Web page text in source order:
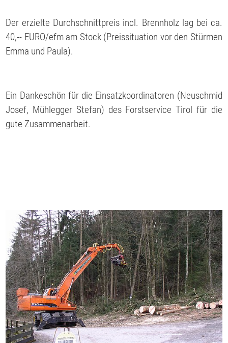
Der erzielte Durchschnittpreis incl. Brennholz lag bei ca.
40,-- EURO/efm am Stock (Preissituation vor den Stürmen
Emma und Paula).
Ein Dankeschön für die Einsatzkoordinatoren (Neuschmid
Josef, Mühlegger Stefan) des Forstservice Tirol für die
gute Zusammenarbeit.